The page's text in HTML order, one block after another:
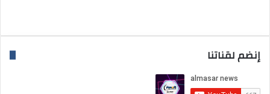
إنضم لقناتنا